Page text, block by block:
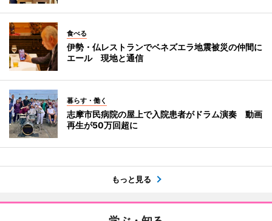
食べる
伊勢・仏レストランでベネズエラ地震被災の仲間に
エール 現地と通信
暮らす・働く
志摩市民病院の屋上で入院患者がドラム演奏 動画
再生が50万回超に
もっと見る